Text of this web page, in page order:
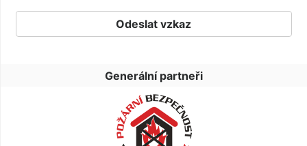
Generální partneři